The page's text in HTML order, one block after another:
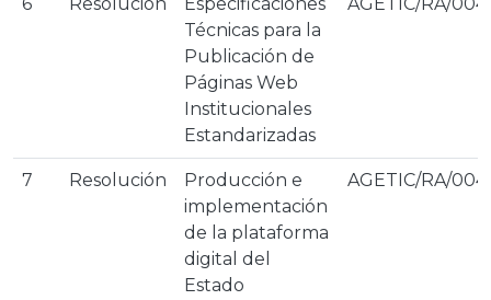
Técnicas para la
Publicación de
Páginas Web
Institucionales
Estandarizadas
7 Resolución
Producción e
implementación
de la plataforma
digital del
Estado
AGETIC/RA/